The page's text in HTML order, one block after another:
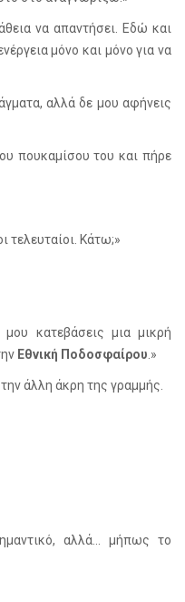
να απαντήσει. Εδώ και
μόνο και μόνο για να
αλλά δε μου αφήνεις
πουκαμίσου του και πήρε
τελευταίοι. Κάτω;»
κατεβάσεις μια μικρή
Εθνική Ποδοσφαίρου .»
άλλη άκρη της γραμμής.
αλλά... μήπως το